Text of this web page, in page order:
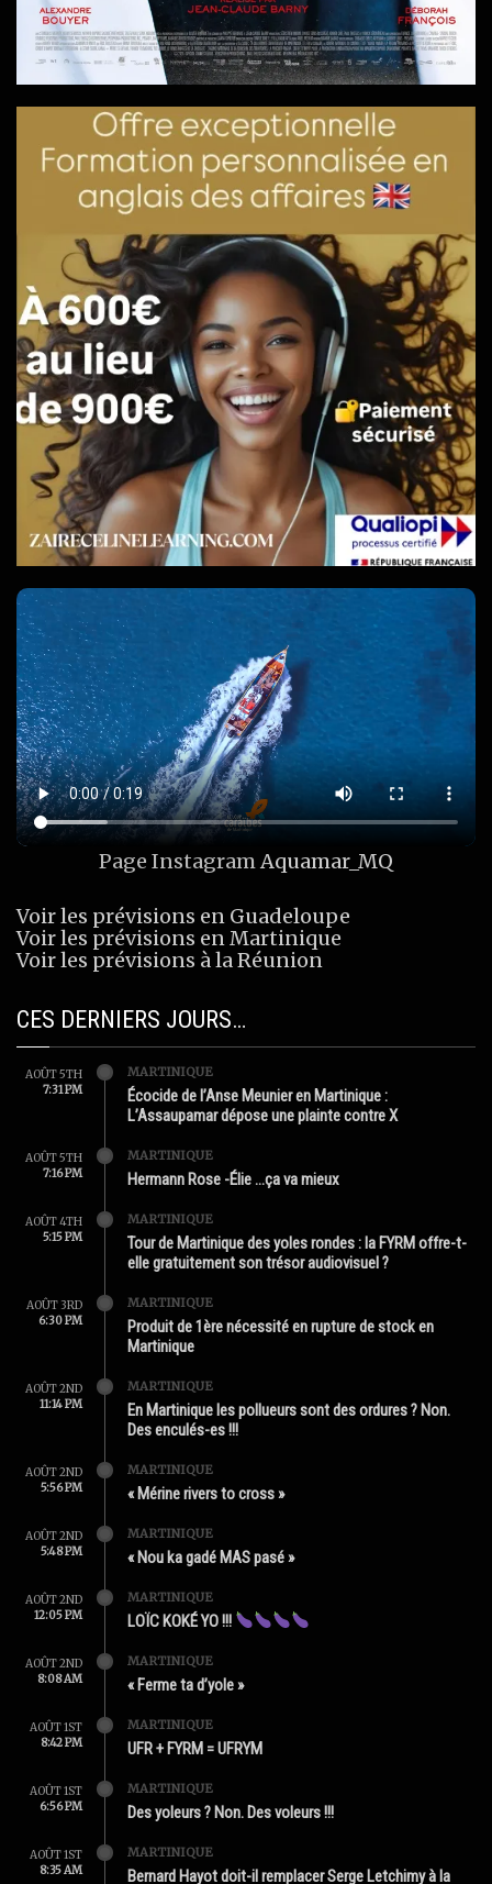
Page InstagramAquamar_MQ
Voir les prévisions en Guadeloupe
Voir les prévisions en Martinique
Voir les prévisions à la Réunion
CES DERNIERS JOURS…
AOÛT 5TH
7:31 PM
MARTINIQUE
Écocide de l’Anse Meunier en Martinique :
L’Assaupamar dépose une plainte contre X
AOÛT 5TH
7:16 PM
MARTINIQUE
Hermann Rose -Élie …ça va mieux
AOÛT 4TH
5:15 PM
MARTINIQUE
Tour de Martinique des yoles rondes : la FYRM offre-t-
elle gratuitement son trésor audiovisuel ?
AOÛT 3RD
6:30 PM
MARTINIQUE
Produit de 1ère nécessité en rupture de stock en
Martinique
AOÛT 2ND
11:14 PM
MARTINIQUE
En Martinique les pollueurs sont des ordures ? Non.
Des enculés-es !!!
AOÛT 2ND
5:56 PM
MARTINIQUE
« Mérine rivers to cross »
AOÛT 2ND
5:48 PM
MARTINIQUE
« Nou ka gadé MAS pasé »
AOÛT 2ND
12:05 PM
MARTINIQUE
LOÏC KOKÉ YO !!!
AOÛT 2ND
8:08 AM
MARTINIQUE
« Ferme ta d’yole »
AOÛT 1ST
8:42 PM
MARTINIQUE
UFR + FYRM = UFRYM
AOÛT 1ST
6:56 PM
MARTINIQUE
Des yoleurs ? Non. Des voleurs !!!
AOÛT 1ST
8:35 AM
MARTINIQUE
Bernard Hayot doit-il remplacer Serge Letchimy à la